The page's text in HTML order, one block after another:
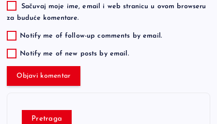
Sačuvaj moje ime, email i web stranicu u ovom browseru
za buduće komentare.
Notify me of follow-up comments by email.
Notify me of new posts by email.
Pretraga